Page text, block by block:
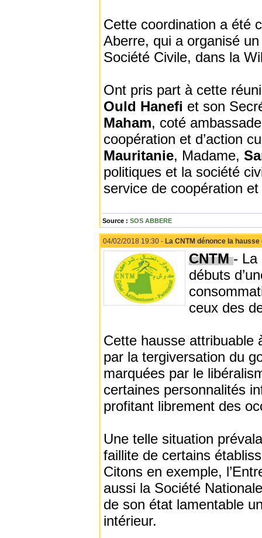
Cette coordination a été
Aberre, qui a organisé
Société Civile, dans la
Ont pris part à cette
Ould Hanefi et son
Maham, coté
coopération et d’action
Mauritanie, Madame,
politiques et la société
service de coopération et
Source : SOS ABBERE
04/02/2018 19:30 - La CNTM dénonce la
CNTM- La
débuts
ceux des
Cette hausse attribuable
par la tergiversation du
marquées par le
certaines personnalités
profitant librement des
Une telle situation
faillite de certains
Citons en exemple,
aussi la Société
de son état lamentable
intérieur.